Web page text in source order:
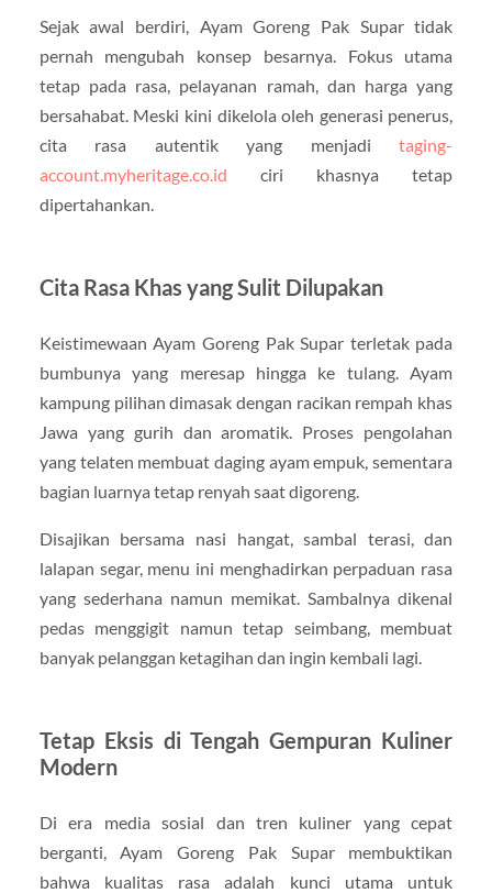
Sejak awal berdiri, Ayam Goreng Pak Supar tidak
pernah mengubah konsep besarnya. Fokus utama
tetap pada rasa, pelayanan ramah, dan harga yang
bersahabat. Meski kini dikelola oleh generasi penerus,
cita rasa autentik yang menjaditaging-
account.myheritage.co.id ciri khasnya tetap
dipertahankan.
Cita Rasa Khas yang Sulit Dilupakan
Keistimewaan Ayam Goreng Pak Supar terletak pada
bumbunya yang meresap hingga ke tulang. Ayam
kampung pilihan dimasak dengan racikan rempah khas
Jawa yang gurih dan aromatik. Proses pengolahan
yang telaten membuat daging ayam empuk, sementara
bagian luarnya tetap renyah saat digoreng.
Disajikan bersama nasi hangat, sambal terasi, dan
lalapan segar, menu ini menghadirkan perpaduan rasa
yang sederhana namun memikat. Sambalnya dikenal
pedas menggigit namun tetap seimbang, membuat
banyak pelanggan ketagihan dan ingin kembali lagi.
Tetap Eksis di Tengah Gempuran Kuliner
Modern
Di era media sosial dan tren kuliner yang cepat
berganti, Ayam Goreng Pak Supar membuktikan
bahwa kualitas rasa adalah kunci utama untuk